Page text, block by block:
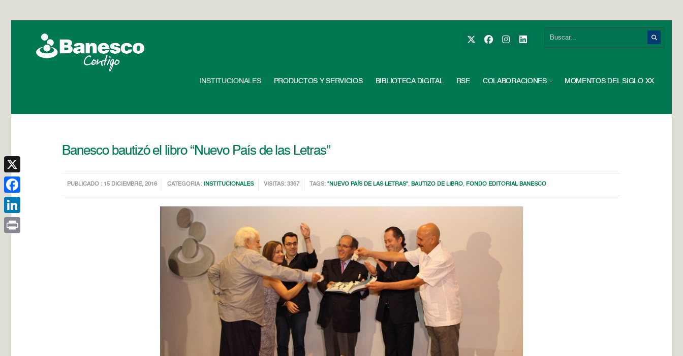
INSTITUCIONALES PRODUCTOS Y SERVICIOS BIBLIOTECA DIGITAL RSE COLABORACIONES MOMENTOS DEL SIGLO XX
Banesco bautizó el libro “Nuevo País de las Letras”
PUBLICADO : 15 DICIEMBRE, 2016 CATEGORIA : INSTITUCIONALES VISITAS: 3367 TAGS:"NUEVO PAÍS DE LAS LETRAS", BAUTIZO DE LIBRO, FONDO EDITORIAL BANESCO
X
Facebook
LinkedIn